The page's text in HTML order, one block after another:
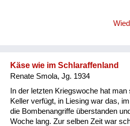
Käse wie im Schlaraffenland
Renate Smola, Jg. 1934
In der letzten Kriegswoche hat
Keller verfügt, in Liesing war das,
die Bombenangriffe überstanden
Woche lang. Zur selben Zeit war